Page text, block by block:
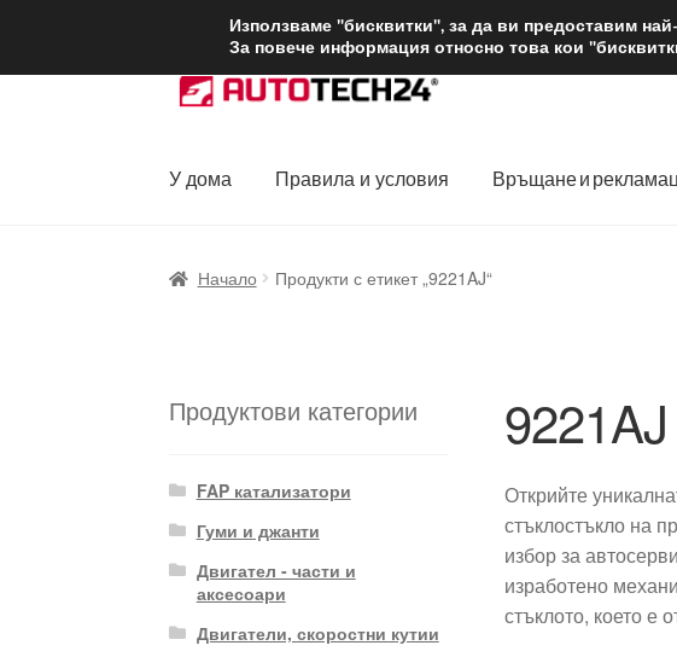
ДОСТАВКА от 12 лв.
Skip
to
Skip
to
У дома Правила и условия Връщане и
Начало Продукти с етикет „9221AJ“
9221AJ
Открийте
стъклостъкло на
избор за
изработено
стъклото, което е
Продуктови категории
FAP катализатори
Гуми и джанти
Двигател - части и
аксесоари
Двигатели, скоростни кутии
Използваме "бисквитки", за да ви предоставим
За повече информация относно това кои